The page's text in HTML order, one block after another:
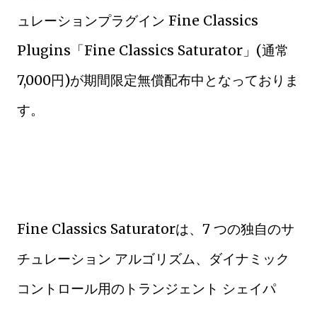
ュレーションプラグイン Fine Classics
Plugins「Fine Classics Saturator」(通常
7,000円)が期間限定無償配布中となっておりま
す。
Fine Classics Saturatorは、7 つの独自のサ
チュレーション アルゴリズム、ダイナミック
コントロール用のトランジェント シェイパ